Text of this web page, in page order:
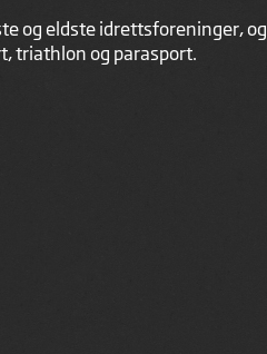
og eldste idrettsforeninger, og
triathlon og parasport.